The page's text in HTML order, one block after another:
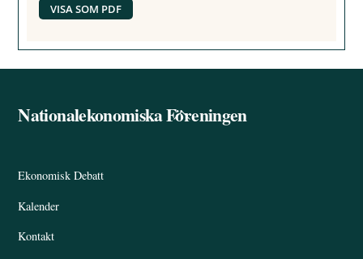
VISA SOM PDF
Back
Nationalekonomiska Föreningen
Ekonomisk Debatt
Kalender
Kontakt